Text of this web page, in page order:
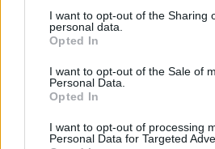
I want to opt-out of the Sharing
personal data.
Opted In
I want to opt-out of the Sale of
Personal Data.
Opted In
I want to opt-out of processing
Personal Data for Targeted
antipasto–
burrata, pomodorini
secondo
– filetto di
vino rosso e purè di
dessert– cuore
dolce dell’amore